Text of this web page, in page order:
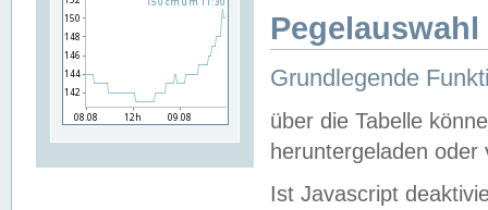
Grundlegende
über die Tabelle
heruntergeladen oder
Ist Javascript